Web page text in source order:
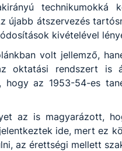
újabb átszervezés
kivételével
volt jellemző,
oktatási rendszert is
hogy az 1953-54-es
az is magyarázott,
ide, mert ez
az érettségi mellett